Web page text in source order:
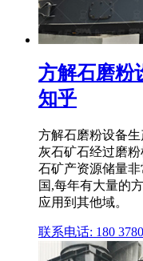
方解石磨粉
知乎
方解石磨粉设备
灰石矿石经过磨
石矿产资源储量
国,每年有大量的
应用到其他域。
联系电话: 180